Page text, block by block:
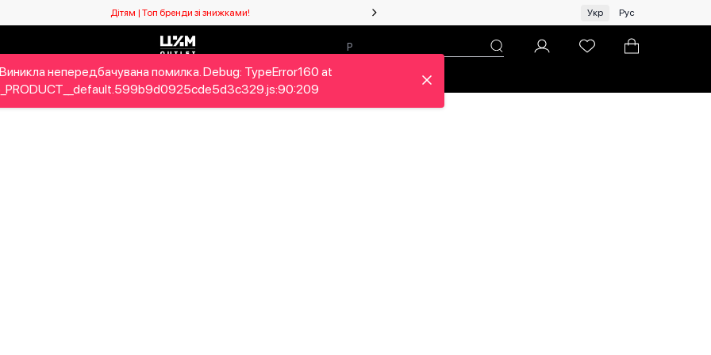
Дітям | Топ бренди зі знижками! Жінкам | Топ бренди зі знижками!
Укр Рус
Дітям Home&Gifts Бренди Новий сезон Про ЦУМ
непередбачувана помилка. Debug: TypeError160 at